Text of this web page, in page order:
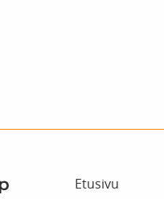
Etusivu